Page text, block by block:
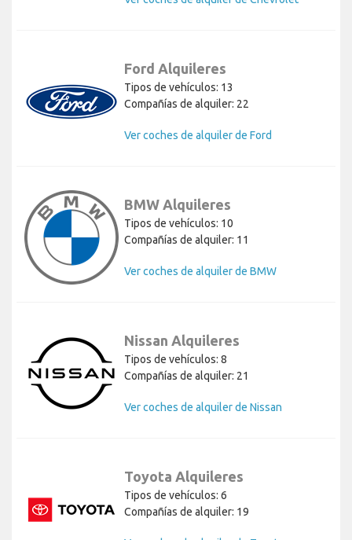
Ford Alquileres
Tipos de vehículos: 13
Compañías de alquiler: 22
Ver coches de alquiler de Ford
BMW Alquileres
Tipos de vehículos: 10
Compañías de alquiler: 11
Ver coches de alquiler de BMW
Nissan Alquileres
Tipos de vehículos: 8
Compañías de alquiler: 21
Ver coches de alquiler de Nissan
Toyota Alquileres
Tipos de vehículos: 6
Compañías de alquiler: 19